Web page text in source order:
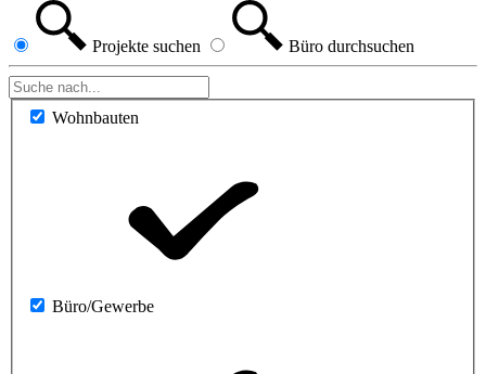
Projekte suchen Büro durchsuchen
Wohnbauten
Büro/Gewerbe